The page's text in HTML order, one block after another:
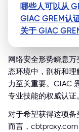
哪些人可以从
GIAC GREM认
关于 GIAC
网络安全形势瞬息
态环境中，剖析和
力至关重要。GIAC
专业技能的权威认证。
对于希望获得这项
而言，cbtproxy.com